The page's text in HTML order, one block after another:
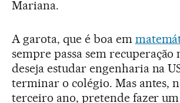
Mariana.
A garota, que é boa em
sempre passa sem recuperação
deseja estudar engenharia na
terminar o colégio. Mas antes,
terceiro ano, pretende fazer